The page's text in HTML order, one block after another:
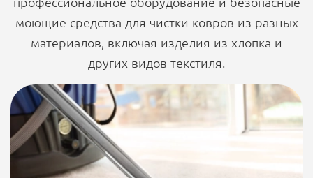
моющие средства для чистки ковров из разных
материалов, включая изделия из хлопка и
других видов текстиля.